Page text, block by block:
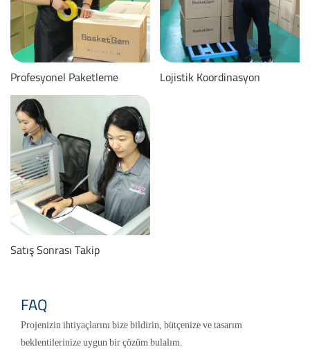
Profesyonel Paketleme Lojistik Koordinasyon
Satış Sonrası Takip
FAQ
Projenizin ihtiyaçlarını bize bildirin, bütçenize ve tasarım
beklentilerinize uygun bir çözüm bulalım.